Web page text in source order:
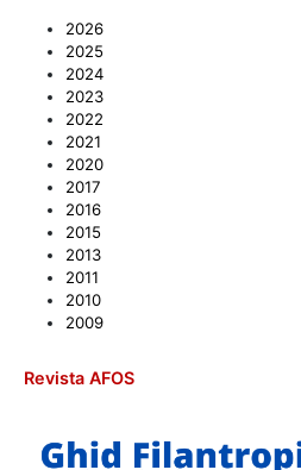
2026
2025
2024
2023
2022
2021
2020
2017
2016
2015
2013
2011
2010
2009
Revista AFOS